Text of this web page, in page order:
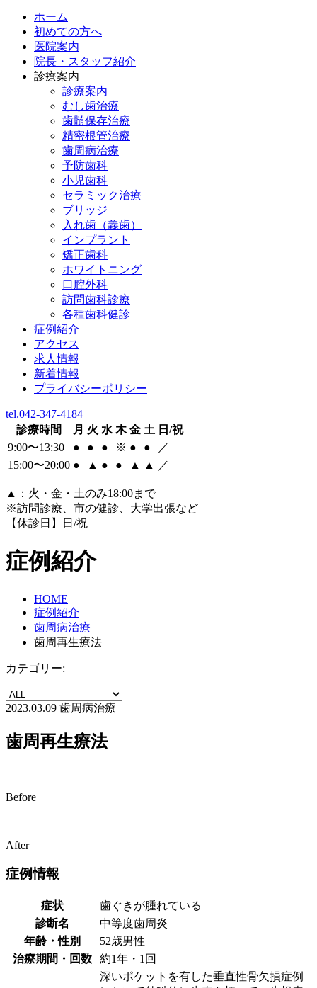
ホーム
初めての方へ
医院案内
院長・スタッフ紹介
診療案内
診療案内
むし歯治療
歯髄保存治療
精密根管治療
歯周病治療
予防歯科
小児歯科
セラミック治療
ブリッジ
入れ歯（義歯）
インプラント
矯正歯科
ホワイトニング
口腔外科
訪問歯科診療
各種歯科健診
症例紹介
アクセス
求人情報
新着情報
プライバシーポリシー
tel.042-347-4184
診療時間
月 火 水 木 金 土 日/祝
9:00〜13:30
● ● ● ※ ● ●
／
15:00〜20:00 ● ▲ ● ● ▲ ▲ ／
▲
：火・金・土のみ18:00まで
※訪問診療、市の健診、大学出張など
【休診日】日/祝
症例紹介
HOME
症例紹介
歯周病治療
歯周再生療法
カテゴリー:
2023.03.09 歯周病治療
歯周再生療法
Before
After
症例情報
症状
歯ぐきが腫れている
診断名
中等度歯周炎
年齢・性別
52歳男性
治療期間・回数
約1年・1回
深いポケットを有した垂直性骨欠損症例